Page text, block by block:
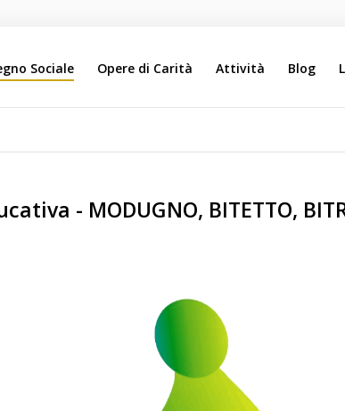
Sociale Opere di Carità Attività Blog
- MODUGNO, BITETTO,